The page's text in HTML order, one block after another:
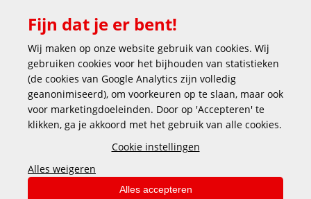
Veilig en gemakkelijk betalen
Fijn dat je er bent!
Wij maken op onze website gebruik van cookies. Wij
gebruiken cookies voor het bijhouden van statistieken
(de cookies van Google Analytics zijn volledig
geanonimiseerd), om voorkeuren op te slaan, maar ook
voor marketingdoeleinden. Door op 'Accepteren' te
klikken, ga je akkoord met het gebruik van alle cookies.
Cookie instellingen
Alles weigeren
Alles accepteren